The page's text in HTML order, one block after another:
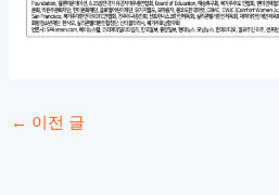
← 이전 글